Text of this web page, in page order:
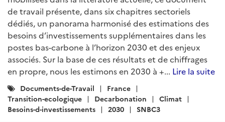
de travail présente, dans six chapitres sectoriels
dédiés, un panorama harmonisé des estimations des
besoins d’investissements supplémentaires dans les
postes bas-carbone à l’horizon 2030 et des enjeux
associés. Sur la base de ces résultats et de chiffrages
en propre, nous les estimons en 2030 à +... Lire la suite
Catégories
:
Documents-de-Travail
France
Transition-ecologique
Decarbonation
Climat
Besoins-d-investissements
2030 SNBC3